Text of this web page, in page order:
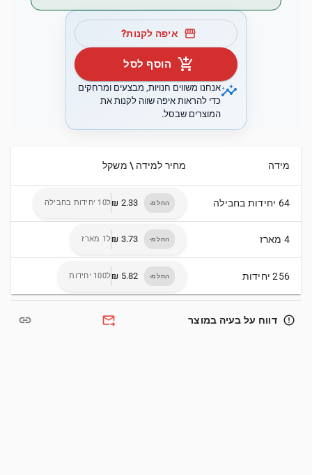
storefront איפה לקנות?
add_shopping_cart הוסף לסל
insightsאנחנו משווים חנויות, מבצעים ומרחקים
כדי להראות איפה שווה לקנות את
המוצרים שבסל.
מידה מחיר למידה \ משקל
64 יחידות בחבילה החל מ- ל10 יחידות בחבילה
4 מארז החל מ- ל1 מארז
256 יחידות החל מ- ל100 יחידות
error_outline דווח על בעיה במוצר forward_to_inbox
link